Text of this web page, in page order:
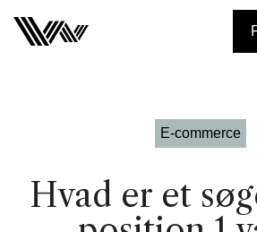
E-commerce
Hvad er et